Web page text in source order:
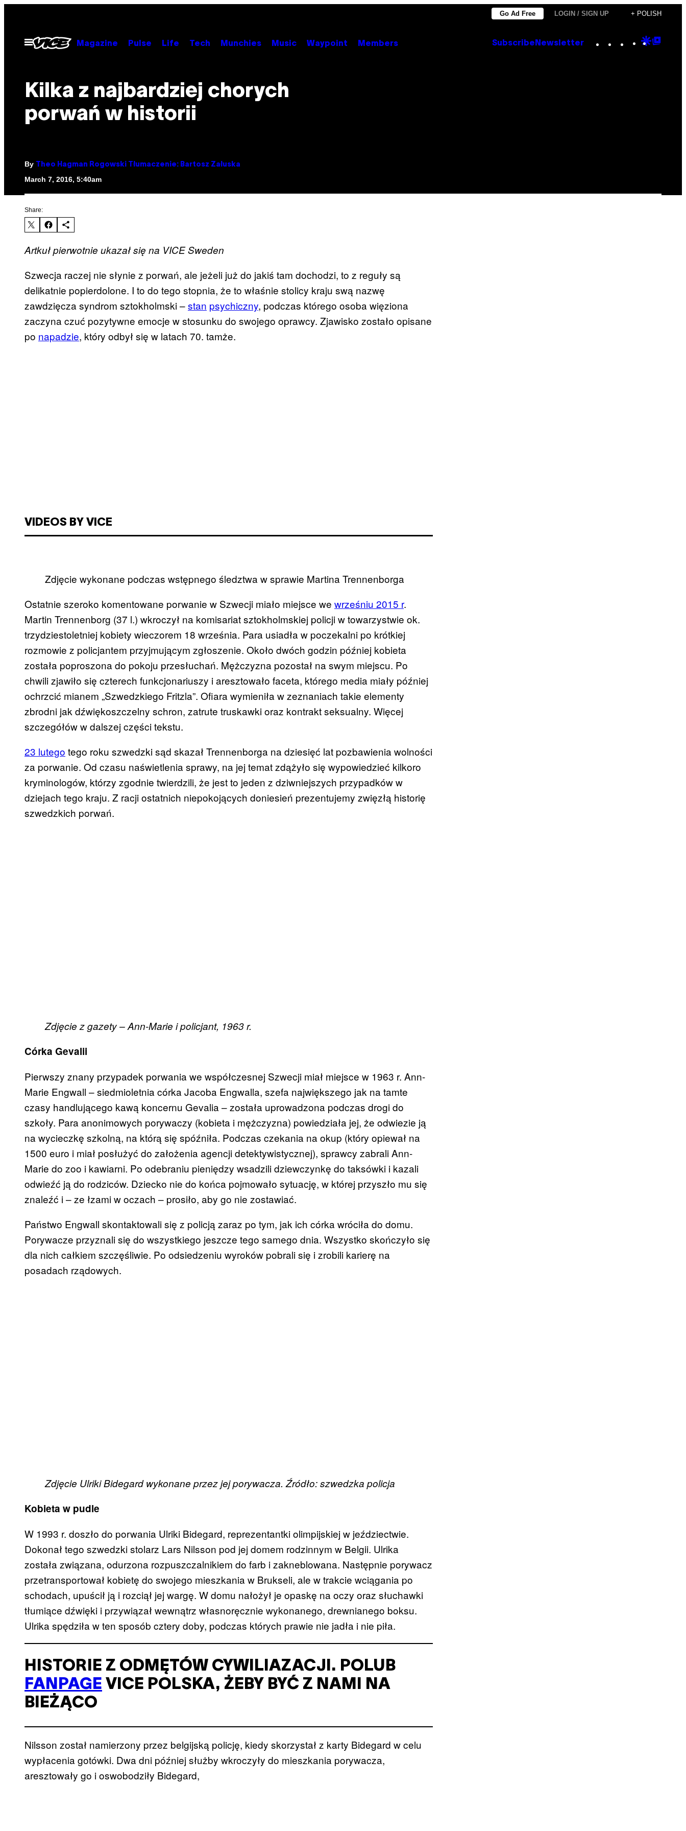
content
Go Ad Free LOGIN / SIGN UP + POLISH
Open
Menu
Magazine Pulse Life Tech Munchies Music Waypoint Members Subscribe Newsletter Instagram
TikTok
YouTube
Google
Kilka z najbardziej chorych
porwań w historii
By Theo Hagman Rogowski Tłumaczenie: Bartosz Załuska
March 7, 2016, 5:40am
Share:
Artkuł pierwotnie ukazał się na VICE Sweden
Szwecja raczej nie słynie z porwań, ale jeżeli już do jakiś tam dochodzi, to z reguły są
delikatnie popierdolone. I to do tego stopnia, że to właśnie stolicy kraju swą nazwę
zawdzięcza syndrom sztokholmski –stan psychiczny, podczas którego osoba więziona
zaczyna czuć pozytywne emocje w stosunku do swojego oprawcy. Zjawisko zostało opisane
po napadzie, który odbył się w latach 70. tamże.
VIDEOS BY VICE
Zdjęcie wykonane podczas wstępnego śledztwa w sprawie Martina Trennenborga
Ostatnie szeroko komentowane porwanie w Szwecji miało miejsce we wrześniu 2015 r.
Martin Trennenborg (37 l.) wkroczył na komisariat sztokholmskiej policji w towarzystwie ok.
trzydziestoletniej kobiety wieczorem 18 września. Para usiadła w poczekalni po krótkiej
rozmowie z policjantem przyjmującym zgłoszenie. Około dwóch godzin później kobieta
została poproszona do pokoju przesłuchań. Mężczyzna pozostał na swym miejscu. Po
chwili zjawiło się czterech funkcjonariuszy i aresztowało faceta, którego media miały później
ochrzcić mianem „Szwedzkiego Fritzla”. Ofiara wymieniła w zeznaniach takie elementy
zbrodni jak dźwiękoszczelny schron, zatrute truskawki oraz kontrakt seksualny. Więcej
szczegółów w dalszej części tekstu.
23 lutego tego roku szwedzki sąd skazał Trennenborga na dziesięć lat pozbawienia wolności
za porwanie. Od czasu naświetlenia sprawy, na jej temat zdążyło się wypowiedzieć kilkoro
kryminologów, którzy zgodnie twierdzili, że jest to jeden z dziwniejszych przypadków w
dziejach tego kraju. Z racji ostatnich niepokojących doniesień prezentujemy zwięzłą historię
szwedzkich porwań.
Zdjęcie z gazety – Ann-Marie i policjant, 1963 r.
Córka Gevalii
Pierwszy znany przypadek porwania we współczesnej Szwecji miał miejsce w 1963 r. Ann-
Marie Engwall – siedmioletnia córka Jacoba Engwalla, szefa największego jak na tamte
czasy handlującego kawą koncernu Gevalia – została uprowadzona podczas drogi do
szkoły. Para anonimowych porywaczy (kobieta i mężczyzna) powiedziała jej, że odwiezie ją
na wycieczkę szkolną, na którą się spóźniła. Podczas czekania na okup (który opiewał na
1500 euro i miał posłużyć do założenia agencji detektywistycznej), sprawcy zabrali Ann-
Marie do zoo i kawiarni. Po odebraniu pieniędzy wsadzili dziewczynkę do taksówki i kazali
odwieźć ją do rodziców. Dziecko nie do końca pojmowało sytuację, w której przyszło mu się
znaleźć i – ze łzami w oczach – prosiło, aby go nie zostawiać.
Państwo Engwall skontaktowali się z policją zaraz po tym, jak ich córka wróciła do domu.
Porywacze przyznali się do wszystkiego jeszcze tego samego dnia. Wszystko skończyło się
dla nich całkiem szczęśliwie. Po odsiedzeniu wyroków pobrali się i zrobili karierę na
posadach rządowych.
Zdjęcie Ulriki Bidegard wykonane przez jej porywacza. Źródło: szwedzka policja
Kobieta w pudle
W 1993 r. doszło do porwania Ulriki Bidegard, reprezentantki olimpijskiej w jeździectwie.
Dokonał tego szwedzki stolarz Lars Nilsson pod jej domem rodzinnym w Belgii. Ulrika
została związana, odurzona rozpuszczalnikiem do farb i zakneblowana. Następnie porywacz
przetransportował kobietę do swojego mieszkania w Brukseli, ale w trakcie wciągania po
schodach, upuścił ją i rozciął jej wargę. W domu nałożył je opaskę na oczy oraz słuchawki
tłumiące dźwięki i przywiązał wewnątrz własnoręcznie wykonanego, drewnianego boksu.
Ulrika spędziła w ten sposób cztery doby, podczas których prawie nie jadła i nie piła.
HISTORIE Z ODMĘTÓW CYWILIAZACJI. POLUB
FANPAGE VICE POLSKA, ŻEBY BYĆ Z NAMI NA
BIEŻĄCO
Nilsson został namierzony przez belgijską policję, kiedy skorzystał z karty Bidegard w celu
wypłacenia gotówki. Dwa dni później służby wkroczyły do mieszkania porywacza,
aresztowały go i oswobodziły Bidegard,